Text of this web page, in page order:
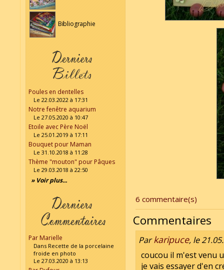
Bibliographie
Poules en dentelles
Le 22.03.2022 à 17:31
Notre fenêtre aquarium
Le 27.05.2020 à 10:47
Etoile avec Père Noël
Le 25.01.2019 à 17:11
Bouquet pour Maman
Le 31.10.2018 à 11:28
Thème "mouton" pour Pâques
Le 29.03.2018 à 22:50
» Voir plus...
Par Marielle
Dans Recette de la porcelaine
froide en photo
Le 27.03.2020 à 13:13
6 commentaire(s)
Commentaires
Parkaripuce, le
coucou il m'est venu
je vais essayer d'en